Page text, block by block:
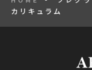
カリキュラム